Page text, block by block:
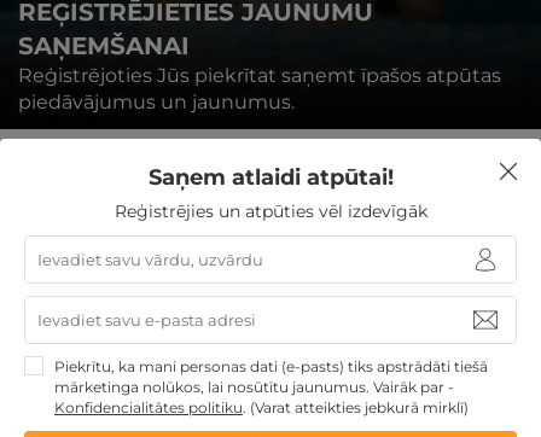
REĢISTRĒJIETIES JAUNUMU
SAŅEMŠANAI
Reģistrējoties Jūs piekrītat saņemt īpašos atpūtas
piedāvājumus un jaunumus.
REĢISTRĒTIES
Saņem atlaidi atpūtai!
Reģistrējies un atpūties vēl izdevīgāk
Piekrītu, ka mani personas dati (e-pasts) tiks apstrādāti tiešā
mārketinga nolūkos, lai nosūtītu jaunumus. Vairāk par -
Konfidencialitātes politiku. (Varat atteikties jebkurā mirklī)